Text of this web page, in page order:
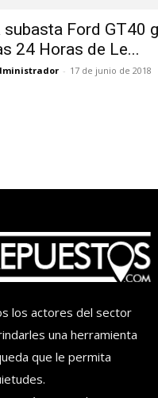
subasta Ford GT40
24 Horas de Le...
- 17 de junio de 2018
los actores del sector
una herramienta
que le permita